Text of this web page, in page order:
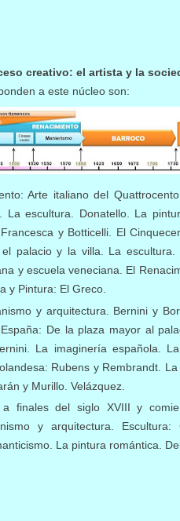
creativo: el artista y la
a este núcleo son:
Arte italiano del
La escultura. Donatello. La
y Botticelli. El
palacio y la villa. La escultura.
y escuela veneciana. El
y Pintura: El Greco.
y arquitectura. Bernini y
De la plaza mayor al
La imaginería española.
Rubens y Rembrandt.
y Murillo. Velázquez.
a finales del siglo XVIII y
y arquitectura. Escultura:
La pintura romántica.